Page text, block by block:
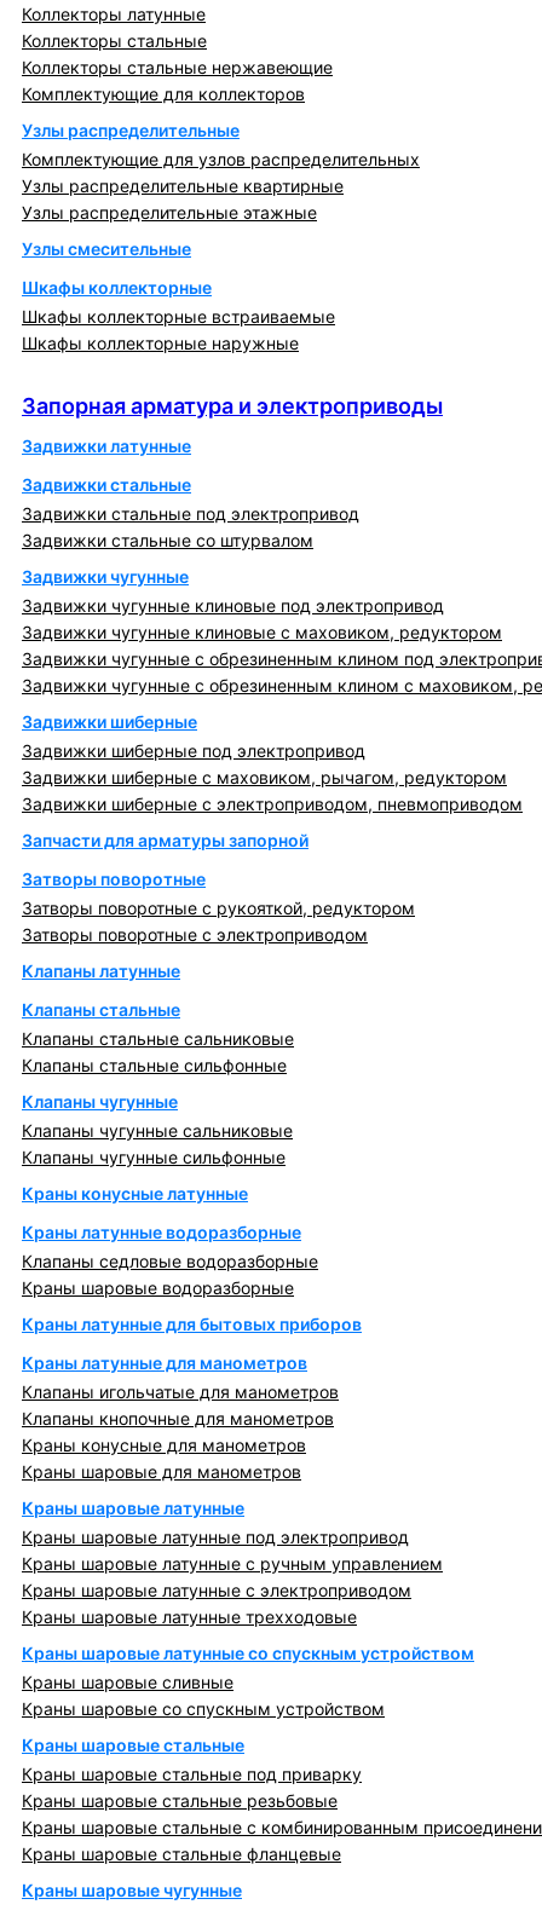
Коллекторы латунные
Коллекторы стальные
Коллекторы стальные нержавеющие
Комплектующие для коллекторов
Узлы распределительные
Комплектующие для узлов распределительных
Узлы распределительные квартирные
Узлы распределительные этажные
Узлы смесительные
Шкафы коллекторные
Шкафы коллекторные встраиваемые
Шкафы коллекторные наружные
Запорная арматура и электроприводы
Задвижки латунные
Задвижки стальные
Задвижки стальные под электропривод
Задвижки стальные со штурвалом
Задвижки чугунные
Задвижки чугунные клиновые под электропривод
Задвижки чугунные клиновые с маховиком, редуктором
Задвижки чугунные с обрезиненным клином под
Задвижки чугунные с обрезиненным клином с маховиком,
Задвижки шиберные
Задвижки шиберные под электропривод
Задвижки шиберные с маховиком, рычагом, редуктором
Задвижки шиберные с электроприводом, пневмоприводом
Запчасти для арматуры запорной
Затворы поворотные
Затворы поворотные с рукояткой, редуктором
Затворы поворотные с электроприводом
Клапаны латунные
Клапаны стальные
Клапаны стальные сальниковые
Клапаны стальные сильфонные
Клапаны чугунные
Клапаны чугунные сальниковые
Клапаны чугунные сильфонные
Краны конусные латунные
Краны латунные водоразборные
Клапаны седловые водоразборные
Краны шаровые водоразборные
Краны латунные для бытовых приборов
Краны латунные для манометров
Клапаны игольчатые для манометров
Клапаны кнопочные для манометров
Краны конусные для манометров
Краны шаровые для манометров
Краны шаровые латунные
Краны шаровые латунные под электропривод
Краны шаровые латунные с ручным управлением
Краны шаровые латунные с электроприводом
Краны шаровые латунные трехходовые
Краны шаровые латунные со спускным устройством
Краны шаровые сливные
Краны шаровые со спускным устройством
Краны шаровые стальные
Краны шаровые стальные под приварку
Краны шаровые стальные резьбовые
Краны шаровые стальные с комбинированным
Краны шаровые стальные фланцевые
Краны шаровые чугунные